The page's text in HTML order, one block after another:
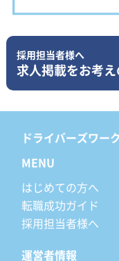
採用担当者様へ
求人掲載をお考
ドライバーズワーク
MENU
はじめての方へ
転職成功ガイド
採用担当者様へ
運営者情報